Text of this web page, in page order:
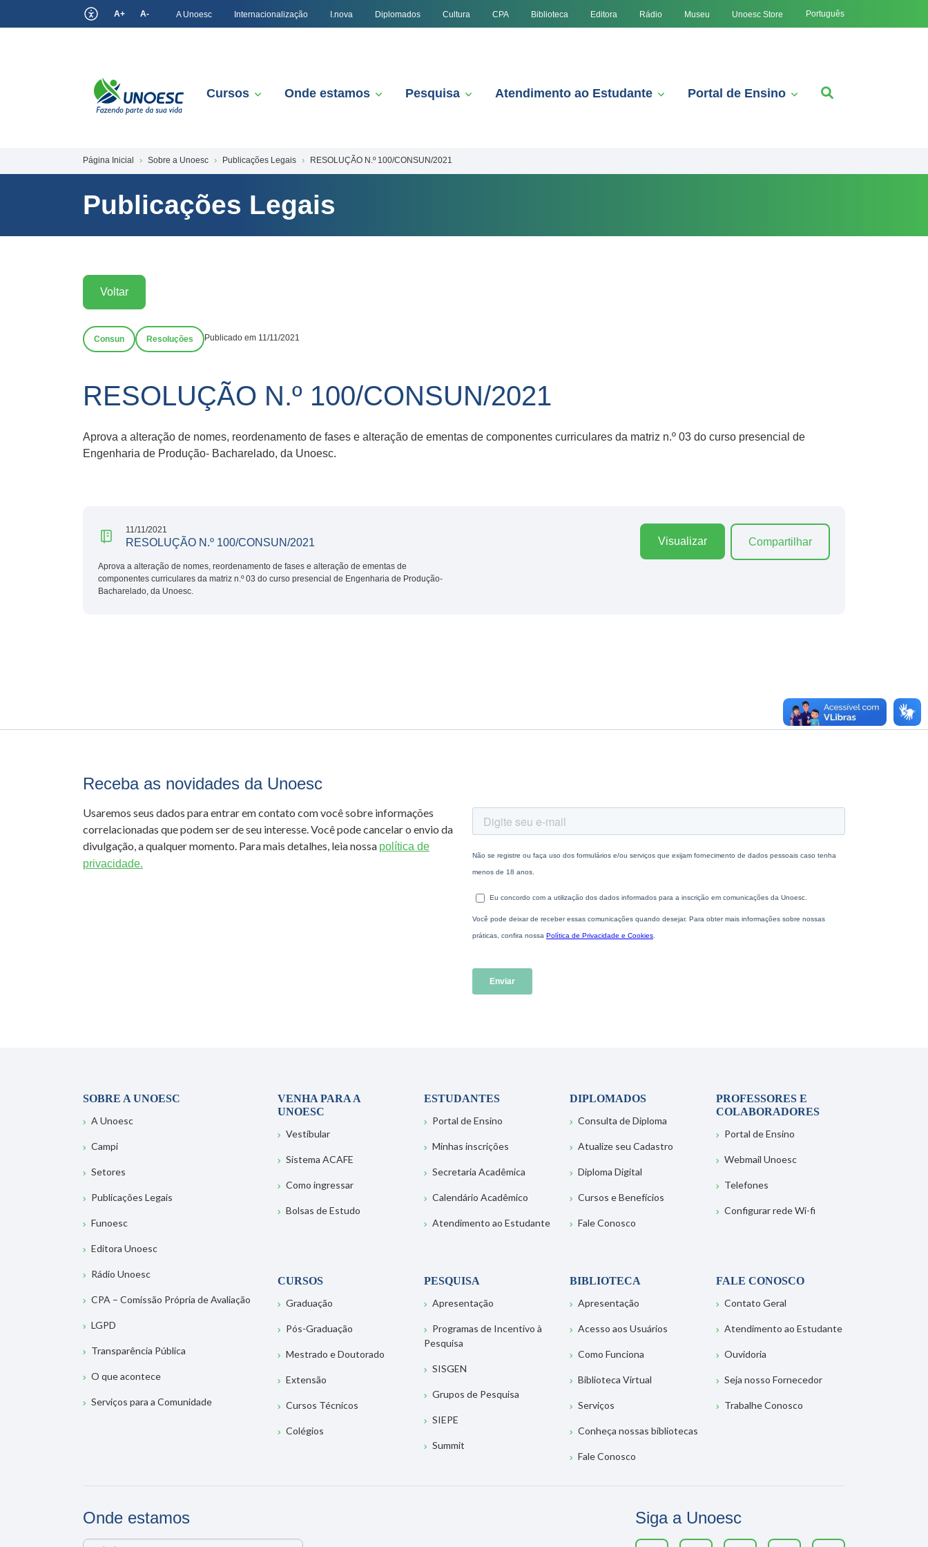
A+ A- A Unoesc Internacionalização I.nova Diplomados Cultura CPA Biblioteca Editora Rádio Museu Unoesc Store Português
Cursos Onde estamos Pesquisa Atendimento ao Estudante Portal de Ensino
Página Inicial Sobre a Unoesc Publicações Legais RESOLUÇÃO N.º 100/CONSUN/2021
Publicações Legais
Voltar
Consun Resoluções Publicado em 11/11/2021
RESOLUÇÃO N.º 100/CONSUN/2021
Aprova a alteração de nomes, reordenamento de fases e alteração de ementas de componentes curriculares da matriz n.º 03 do curso presencial de
Engenharia de Produção- Bacharelado, da Unoesc.
11/11/2021
RESOLUÇÃO N.º 100/CONSUN/2021
Aprova a alteração de nomes, reordenamento de fases e alteração de ementas de
componentes curriculares da matriz n.º 03 do curso presencial de Engenharia de Produção-
Bacharelado, da Unoesc.
Visualizar Compartilhar
Receba as novidades da Unoesc
Usaremos seus dados para entrar em contato com você sobre informações
correlacionadas que podem ser de seu interesse. Você pode cancelar o envio da
divulgação, a qualquer momento. Para mais detalhes, leia nossa política de
privacidade.
SOBRE A UNOESC
A Unoesc
Campi
Setores
Publicações Legais
Funoesc
Editora Unoesc
Rádio Unoesc
CPA – Comissão Própria de Avaliação
LGPD
Transparência Pública
O que acontece
Serviços para a Comunidade
VENHA PARA A
UNOESC
Vestibular
Sistema ACAFE
Como ingressar
Bolsas de Estudo
ESTUDANTES
Portal de Ensino
Minhas inscrições
Secretaria Acadêmica
Calendário Acadêmico
Atendimento ao Estudante
DIPLOMADOS
Consulta de Diploma
Atualize seu Cadastro
Diploma Digital
Cursos e Benefícios
Fale Conosco
PROFESSORES E
COLABORADORES
Portal de Ensino
Webmail Unoesc
Telefones
Configurar rede Wi-fi
CURSOS
Graduação
Pós-Graduação
Mestrado e Doutorado
Extensão
Cursos Técnicos
Colégios
PESQUISA
Apresentação
Programas de Incentivo à
Pesquisa
SISGEN
Grupos de Pesquisa
SIEPE
Summit
BIBLIOTECA
Apresentação
Acesso aos Usuários
Como Funciona
Biblioteca Virtual
Serviços
Conheça nossas bibliotecas
Fale Conosco
FALE CONOSCO
Contato Geral
Atendimento ao Estudante
Ouvidoria
Seja nosso Fornecedor
Trabalhe Conosco
Onde estamos Siga a Unoesc